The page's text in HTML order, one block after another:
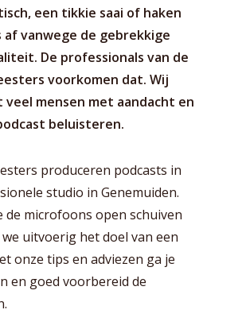
een tikkie saai of haken
af vanwege de gebrekkige
De professionals van de
voorkomen dat. Wij
veel mensen met aandacht en
beluisteren.
produceren podcasts in
studio in Genemuiden.
de microfoons open schuiven
uitvoerig het doel van een
onze tips en adviezen ga je
en goed voorbereid de